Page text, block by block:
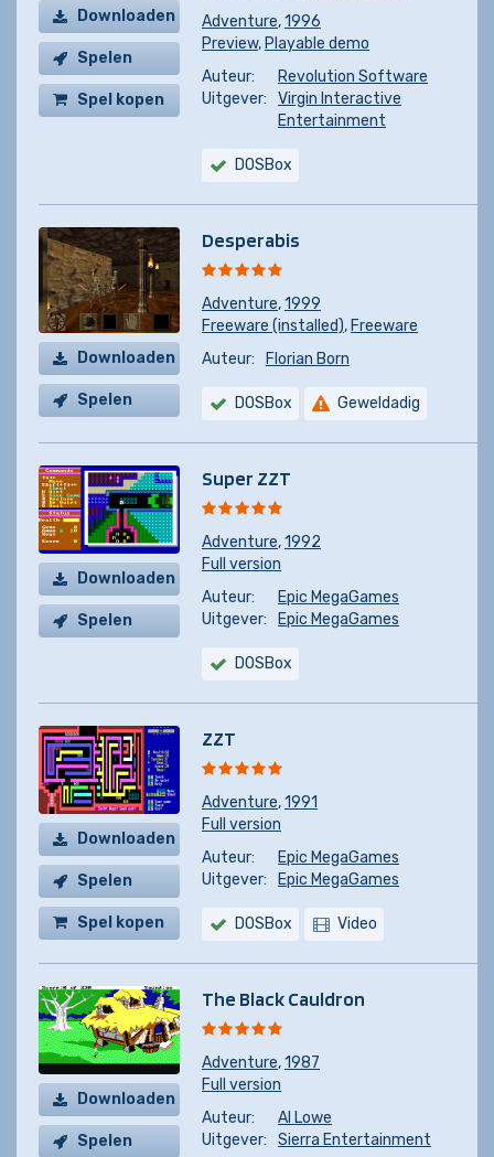
Downloaden
Spelen
Spel kopen
Adventure,1996
Preview, Playable demo
Auteur:
Revolution Software
Uitgever:
Virgin Interactive
Entertainment
DOSBox
Downloaden
Spelen
Desperabis
Adventure,1999
Freeware (installed), Freeware
Auteur:
Florian Born
DOSBox Geweldadig
Downloaden
Spelen
Super ZZT
Adventure,1992
Full version
Auteur:
Epic MegaGames
Uitgever:
Epic MegaGames
DOSBox
Downloaden
Spelen
Spel kopen
ZZT
Adventure,1991
Full version
Auteur:
Epic MegaGames
Uitgever:
Epic MegaGames
DOSBox Video
Downloaden
Spelen
The Black Cauldron
Adventure,1987
Full version
Auteur:
Al Lowe
Uitgever:
Sierra Entertainment